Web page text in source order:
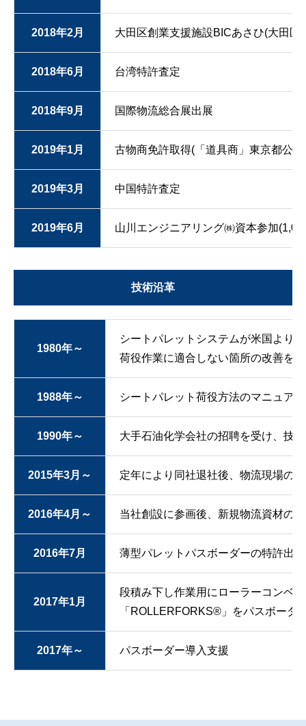
2018年2月 大田区創業支援施設BICあさひ(大田区
2018年6月 台湾特許査定
2018年9月 国際物流総合展出展
2019年1月 古物商免許取得(「道具商」東京都公
2019年3月 中国特許査定
2019年6月 山川エンジニアリング㈱資本参加
技術沿革
1980年～
シートパレットシステムが米国より
荷役作業に適合しない箇所の改善を
1988年～ シートパレット荷役方法のマニュア
1990年～ 大手石油化学会社の招聘を受け、技
2015年3月～ 定年により同社退社後、物流現場の
2016年4月～ 当社創設に参画後、新規物流資材の
2016年7月 薄型パレットパスボーダーの特許出願
2017年1月
段積み下し作業用にローラーコンベ
「ROLLERFORKS®」をパスボーダ
2017年～ パスボーダー導入支援